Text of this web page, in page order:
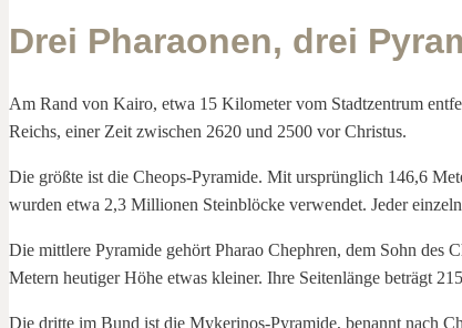
Drei Pharaonen, drei
Am Rand von Kairo, etwa 15 Kilometer vom Stadtzentrum
Reichs, einer Zeit zwischen 2620 und 2500 vor Christus.
Die größte ist die Cheops-Pyramide. Mit ursprünglich 146,6
wurden etwa 2,3 Millionen Steinblöcke verwendet. Jeder
Die mittlere Pyramide gehört Pharao Chephren, dem Sohn des
Metern heutiger Höhe etwas kleiner. Ihre Seitenlänge beträgt
Die dritte im Bund ist die Mykerinos-Pyramide, benannt nach